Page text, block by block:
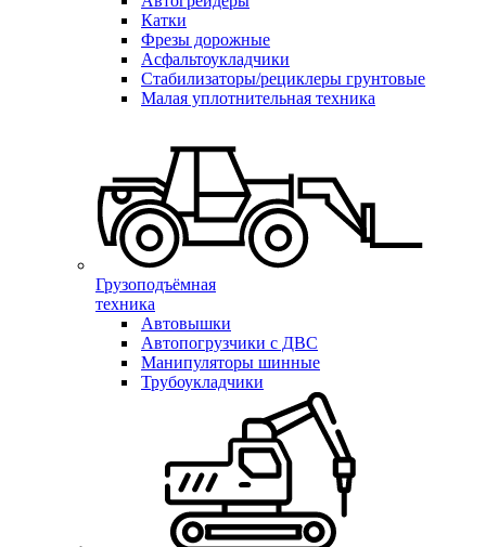
Катки
Фрезы дорожные
Асфальтоукладчики
Стабилизаторы/рециклеры грунтовые
Малая уплотнительная техника
Грузоподъёмная
техника
Автовышки
Автопогрузчики с ДВС
Манипуляторы шинные
Трубоукладчики